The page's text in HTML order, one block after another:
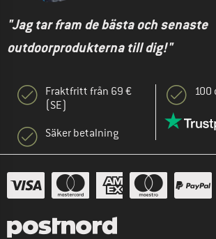
"Jag tar fram de bästa och senaste
outdoorprodukterna till dig!"
Fraktfritt från 69 €
(SE)
Säker betalning
100